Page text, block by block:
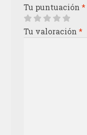
Tu puntuación *
Tu valoración *